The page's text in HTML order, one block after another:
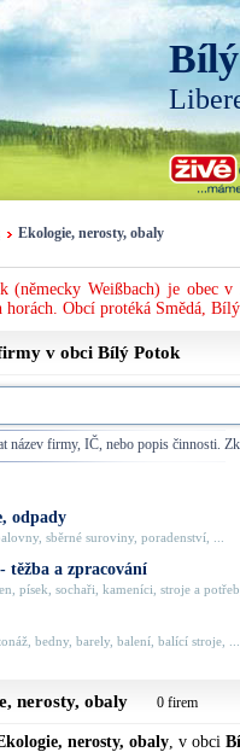
Ekologie, nerosty, obaly
(německy Weißbach) je obec
horách. Obcí protéká Smědá,
v obci Bílý Potok
název firmy, IČ, nebo popis činnosti.
odpady
sběrné suroviny, poradenství, ...
těžba a zpracování
písek, sochaři, kameníci, stroje a
bedny, barely, balení, balící stroje, ...
nerosty, obaly 0 firem
nerosty, obaly, v obci